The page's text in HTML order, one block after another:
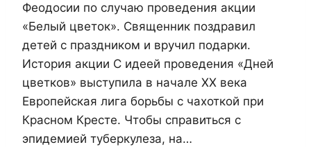
Феодосии по случаю проведения акции
«Белый цветок». Священник поздравил
детей с праздником и вручил подарки.
История акции С идеей проведения «Дней
цветков» выступила в начале XX века
Европейская лига борьбы с чахоткой при
Красном Кресте. Чтобы справиться с
эпидемией туберкулеза, на…